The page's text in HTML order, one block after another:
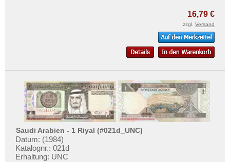
Zahlungsbedingungen
Privatsphäre und Datenschutz
Widerrufsbelehrung
Liefer- und Versandkosten
AGB
Impressum
16,79 €
zzgl. Versand
Saudi Arabien - 1 Riyal (#021d_UNC)
Datum: (1984)
Katalognr.: 021d
Erhaltung: UNC